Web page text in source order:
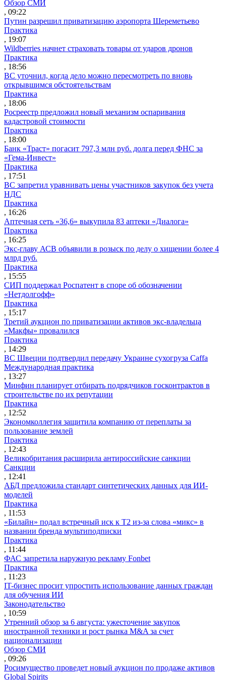
Обзор СМИ
, 09:22
Путин разрешил приватизацию аэропорта Шереметьево
Практика
, 19:07
Wildberries начнет страховать товары от ударов дронов
Практика
, 18:56
ВС уточнил, когда дело можно пересмотреть по вновь
открывшимся обстоятельствам
Практика
, 18:06
Росреестр предложил новый механизм оспаривания
кадастровой стоимости
Практика
, 18:00
Банк «Траст» погасит 797,3 млн руб. долга перед ФНС за
«Гема-Инвест»
Практика
, 17:51
ВС запретил уравнивать цены участников закупок без учета
НДС
Практика
, 16:26
Аптечная сеть «36,6» выкупила 83 аптеки «Диалога»
Практика
, 16:25
Экс-главу АСВ объявили в розыск по делу о хищении более 4
млрд руб.
Практика
, 15:55
СИП поддержал Роспатент в споре об обозначении
«Нетдолгофф»
Практика
, 15:17
Третий аукцион по приватизации активов экс-владельца
«Макфы» провалился
Практика
, 14:29
ВС Швеции подтвердил передачу Украине сухогруза Caffa
Международная практика
, 13:27
Минфин планирует отбирать подрядчиков госконтрактов в
строительстве по их репутации
Практика
, 12:52
Экономколлегия защитила компанию от переплаты за
пользование землей
Практика
, 12:43
Великобритания расширила антироссийские санкции
Санкции
, 12:41
АБД предложила стандарт синтетических данных для ИИ-
моделей
Практика
, 11:53
«Билайн» подал встречный иск к Т2 из-за слова «микс» в
названии бренда мультиподписки
Практика
, 11:44
ФАС запретила наружную рекламу Fonbet
Практика
, 11:23
IT-бизнес просит упростить использование данных граждан
для обучения ИИ
Законодательство
, 10:59
Утренний обзор за 6 августа: ужесточение закупок
иностранной техники и рост рынка M&A за счет
национализации
Обзор СМИ
, 09:26
Росимущество проведет новый аукцион по продаже активов
Global Spirits